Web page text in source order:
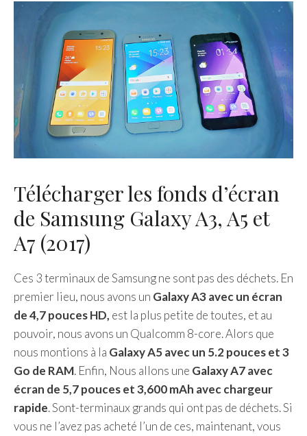
Télécharger les fonds d’écran
de Samsung Galaxy A3, A5 et
A7 (2017)
Ces 3 terminaux de Samsung ne sont pas des déchets. En
premier lieu, nous avons un Galaxy A3 avec un écran
de 4,7 pouces HD, est la plus petite de toutes, et au
pouvoir, nous avons un Qualcomm 8-core. Alors que
nous montions à la Galaxy A5 avec un 5.2 pouces et 3
Go de RAM. Enfin, Nous allons une Galaxy A7 avec
écran de 5,7 pouces et 3,600 mAh avec chargeur
rapide. Sont-terminaux grands qui ont pas de déchets. Si
vous ne l’avez pas acheté l’un de ces, maintenant, vous